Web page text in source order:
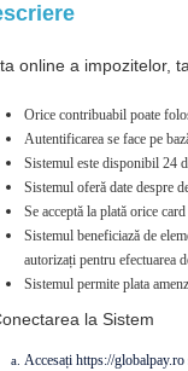
online a impozitelor,
Orice contribuabil poate
Autentificarea se face pe
Sistemul este disponibil 24
Sistemul oferă date despre
Se acceptă la plată orice
Sistemul beneficiază de
autorizați pentru efectuarea
Sistemul permite plata
la Sistem
Accesați https://